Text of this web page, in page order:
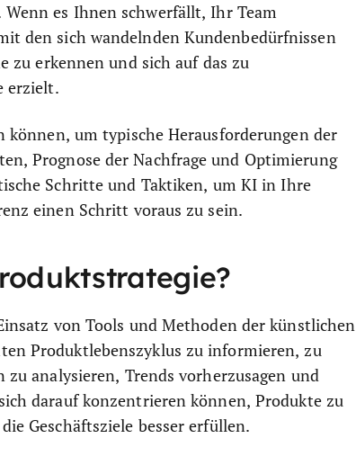
es Ihnen schwerfällt, Ihr Team
den sich wandelnden Kundenbedürfnissen
erkennen und sich auf das zu
erzielt.
um typische Herausforderungen der
Prognose der Nachfrage und Optimierung
Schritte und Taktiken, um KI in Ihre
einen Schritt voraus zu sein.
von Tools und Methoden der künstlichen
Produktlebenszyklus zu informieren, zu
analysieren, Trends vorherzusagen und
darauf konzentrieren können, Produkte zu
Geschäftsziele besser erfüllen.